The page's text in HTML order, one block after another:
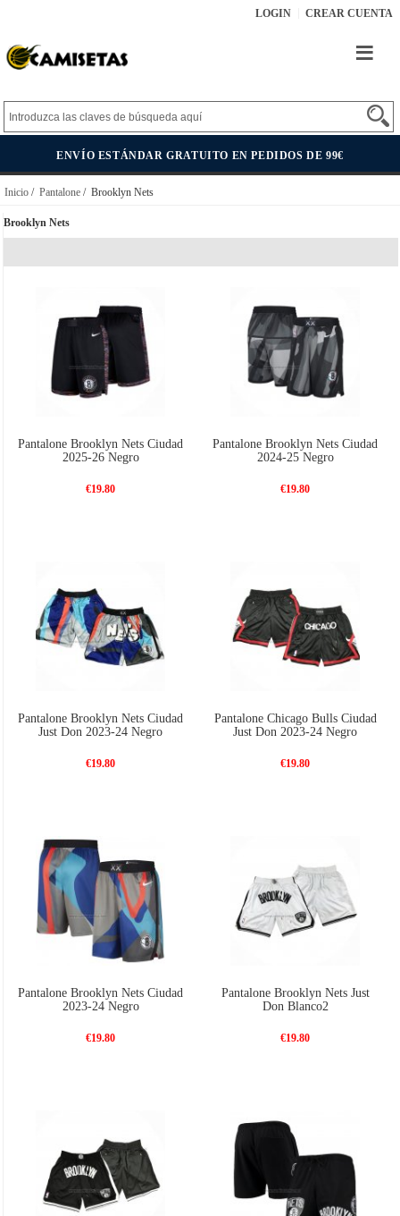
LOGIN CREAR CUENTA
ENVÍO ESTÁNDAR GRATUITO EN PEDIDOS DE 99€
Inicio / Pantalone / Brooklyn Nets
Brooklyn Nets
Pantalone Brooklyn Nets Ciudad
2025-26 Negro
€19.80
Pantalone Brooklyn Nets Ciudad
2024-25 Negro
€19.80
Pantalone Brooklyn Nets Ciudad
Just Don 2023-24 Negro
€19.80
Pantalone Chicago Bulls Ciudad
Just Don 2023-24 Negro
€19.80
Pantalone Brooklyn Nets Ciudad
2023-24 Negro
€19.80
Pantalone Brooklyn Nets Just
Don Blanco2
€19.80